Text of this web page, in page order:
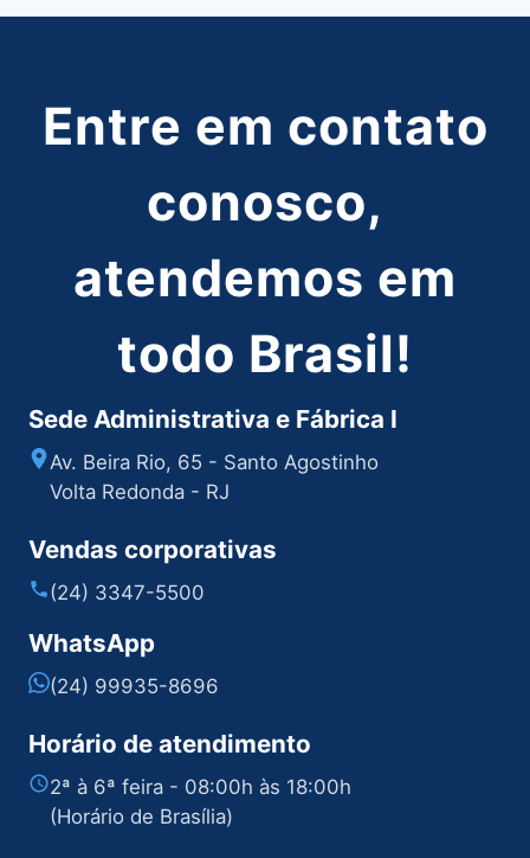
Entre em contato
conosco,
atendemos em
todo Brasil!
Sede Administrativa e Fábrica I
Av. Beira Rio, 65 - Santo Agostinho
Volta Redonda - RJ
Vendas corporativas
(24) 3347-5500
WhatsApp
(24) 99935-8696
Horário de atendimento
2ª à 6ª feira - 08:00h às 18:00h
(Horário de Brasília)